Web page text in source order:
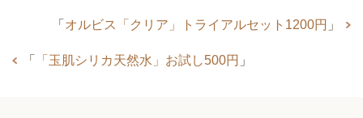
「 オルビス「クリア」トライアルセット1200円 」
「 「玉肌シリカ天然水」お試し500円 」